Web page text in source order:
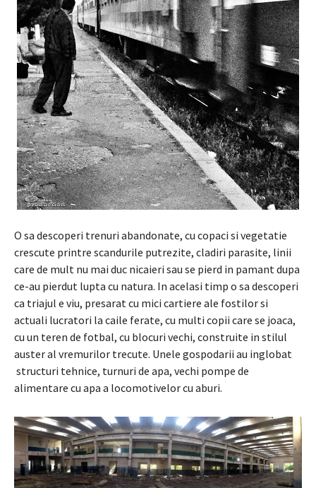
O sa descoperi trenuri abandonate, cu copaci si vegetatie
crescute printre scandurile putrezite, cladiri parasite, linii
care de mult nu mai duc nicaieri sau se pierd in pamant dupa
ce-au pierdut lupta cu natura. In acelasi timp o sa descoperi
ca triajul e viu, presarat cu mici cartiere ale fostilor si
actuali lucratori la caile ferate, cu multi copii care se joaca,
cu un teren de fotbal, cu blocuri vechi, construite in stilul
auster al vremurilor trecute. Unele gospodarii au inglobat
structuri tehnice, turnuri de apa, vechi pompe de
alimentare cu apa a locomotivelor cu aburi.